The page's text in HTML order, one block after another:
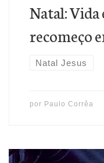
Natal: Vida
recomeço
Natal Jesus
por Paulo Corrêa